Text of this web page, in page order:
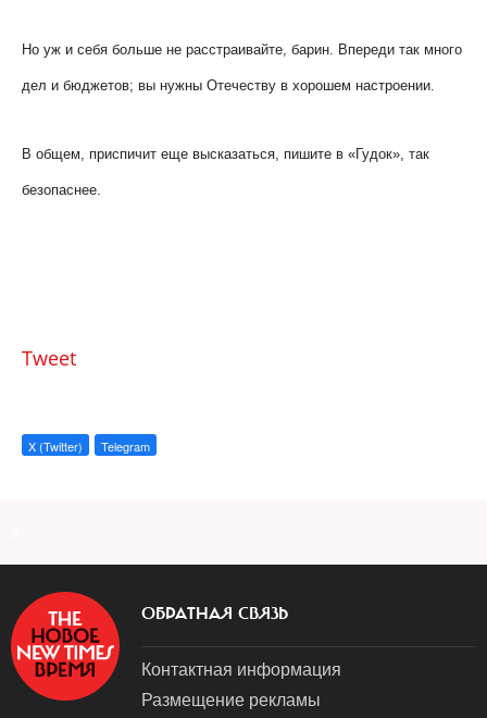
Но уж и себя больше не расстраивайте, барин. Впереди так много
дел и бюджетов; вы нужны Отечеству в хорошем настроении.
В общем, приспичит еще высказаться, пишите в «Гудок», так
безопаснее.
Tweet
X (Twitter) Telegram
ОБРАТНАЯ СВЯЗЬ
Контактная информация
Размещение рекламы